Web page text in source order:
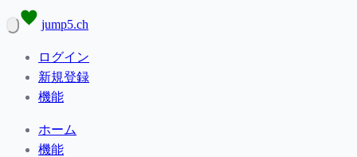
jump5.ch
ログイン
新規登録
機能
ホーム
機能